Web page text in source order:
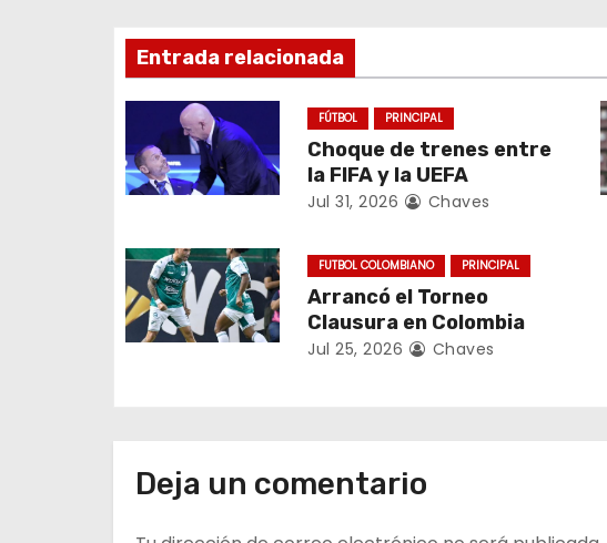
c
i
ó
n
e
e
r
Entrada relacionada
FÚTBOL PRINCIPAL
Choque de trenes entre
la FIFA y la UEFA
Jul 31, 2026 Chaves
FUTBOL COLOMBIANO PRINCIPAL
Arrancó el Torneo
Clausura en Colombia
Jul 25, 2026 Chaves
Deja un comentario